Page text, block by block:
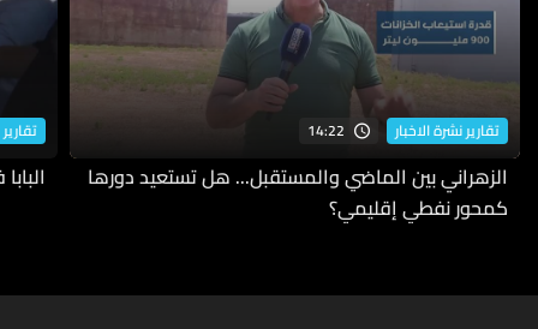
تقارير نشرة الاخبار 14:22
الزهراني بين الماضي والمستقبل... هل تستعيد دورها
كمحور نفطي إقليمي؟